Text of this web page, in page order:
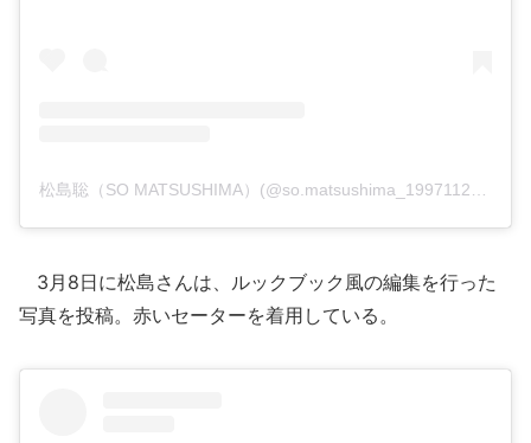
3月8日に松島さんは、ルックブック風の編集を行った
写真を投稿。赤いセーターを着用している。